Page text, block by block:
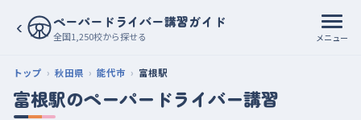
‹ ペーパードライバー講習ガイド
全国1,250校から探せる メニュー
トップ 秋田県 能代市 富根駅
富根駅のペーパードライバー講習